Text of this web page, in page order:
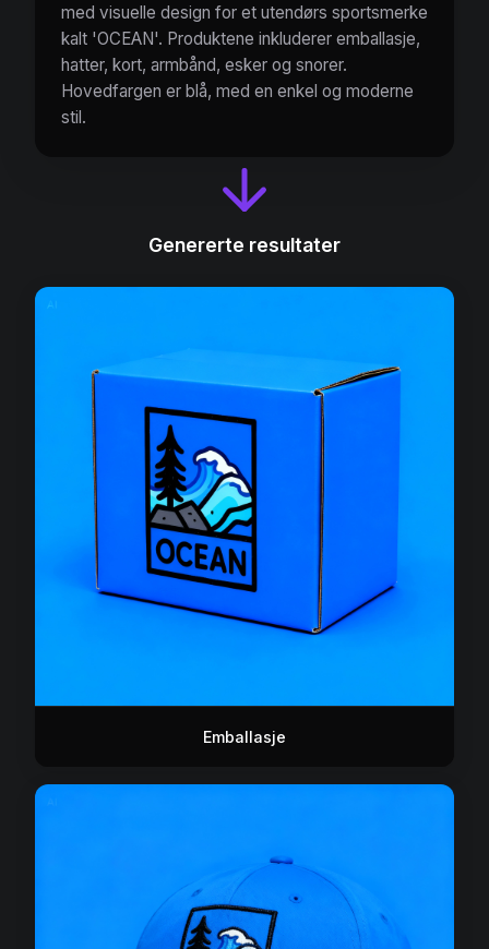
med visuelle design for et utendørs sportsmerke
kalt 'OCEAN'. Produktene inkluderer emballasje,
hatter, kort, armbånd, esker og snorer.
Hovedfargen er blå, med en enkel og moderne
stil.
Genererte resultater
Emballasje